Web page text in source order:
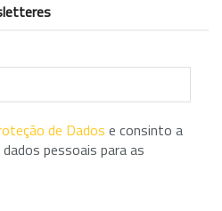
de Dados e consinto a
pessoais para as